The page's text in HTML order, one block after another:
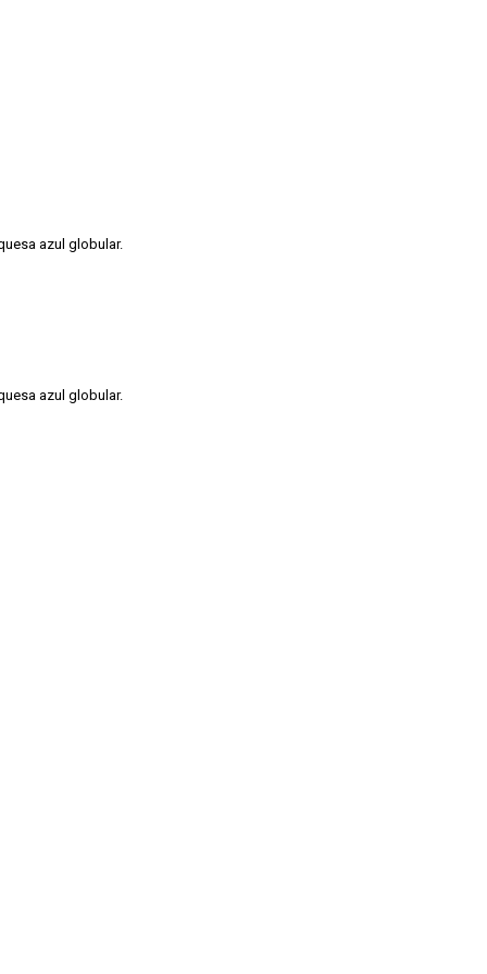
azul globular.
azul globular.